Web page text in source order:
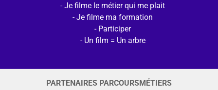
Je filme le métier qui me plait
Je filme ma formation
Participer
Un film = Un arbre
PARTENAIRES PARCOURSMÉTIERS